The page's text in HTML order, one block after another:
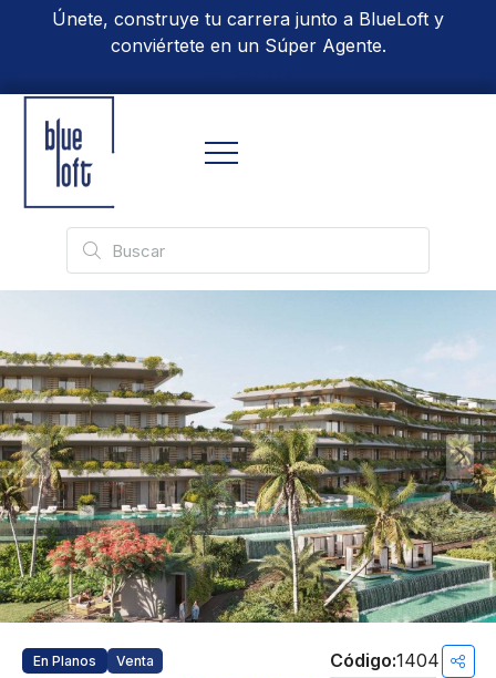
Únete, construye tu carrera junto a BlueLoft y
conviértete en un Súper Agente.
En Planos Venta 1404